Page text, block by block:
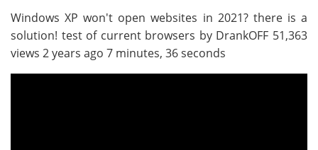
Windows XP won't open websites in 2021? there is a
solution! test of current browsers by DrankOFF 51,363
views 2 years ago 7 minutes, 36 seconds